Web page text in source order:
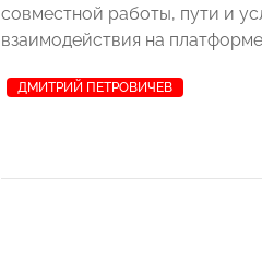
совместной работы, пути и
взаимодействия на
ДМИТРИЙ ПЕТРОВИЧЕВ